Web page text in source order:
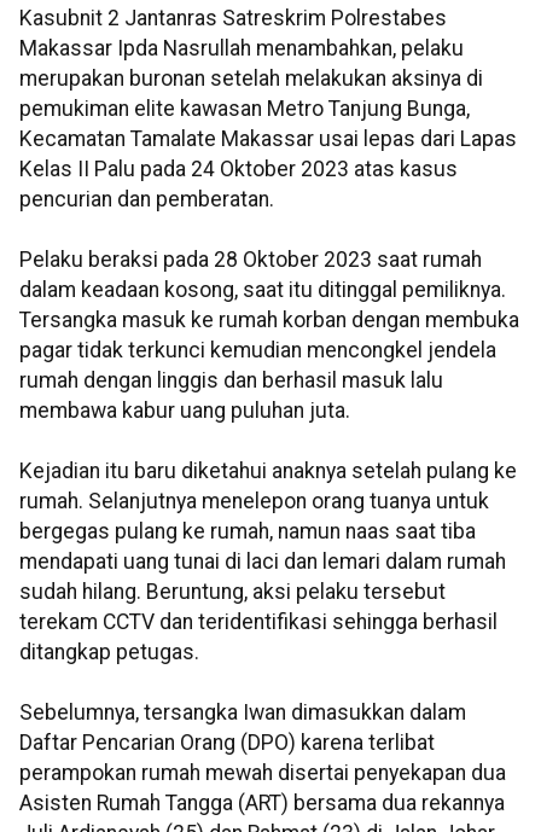
Kasubnit 2 Jantanras Satreskrim Polrestabes
Makassar Ipda Nasrullah menambahkan, pelaku
merupakan buronan setelah melakukan aksinya di
pemukiman elite kawasan Metro Tanjung Bunga,
Kecamatan Tamalate Makassar usai lepas dari Lapas
Kelas II Palu pada 24 Oktober 2023 atas kasus
pencurian dan pemberatan.
Pelaku beraksi pada 28 Oktober 2023 saat rumah
dalam keadaan kosong, saat itu ditinggal pemiliknya.
Tersangka masuk ke rumah korban dengan membuka
pagar tidak terkunci kemudian mencongkel jendela
rumah dengan linggis dan berhasil masuk lalu
membawa kabur uang puluhan juta.
Kejadian itu baru diketahui anaknya setelah pulang ke
rumah. Selanjutnya menelepon orang tuanya untuk
bergegas pulang ke rumah, namun naas saat tiba
mendapati uang tunai di laci dan lemari dalam rumah
sudah hilang. Beruntung, aksi pelaku tersebut
terekam CCTV dan teridentifikasi sehingga berhasil
ditangkap petugas.
Sebelumnya, tersangka Iwan dimasukkan dalam
Daftar Pencarian Orang (DPO) karena terlibat
perampokan rumah mewah disertai penyekapan dua
Asisten Rumah Tangga (ART) bersama dua rekannya